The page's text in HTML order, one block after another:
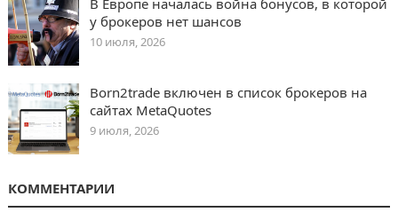
В Европе началась война бонусов, в которой
у брокеров нет шансов
10 июля, 2026
Born2trade включен в список брокеров на
сайтах MetaQuotes
9 июля, 2026
КОММЕНТАРИИ